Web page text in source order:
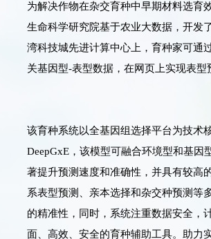
为解决作物在杂交育种中早期材料选育
生命科学研究院基于农业大数据，开发
湾科技城先进计算中心上，育种家可通
关基因型-表型数据，在网页上实现表型
该育种系统以全基因组选择平台为技术
DeepGxE，该模型可融合环境型和基因
著提升预测速度和准确性，并具有较高
系表型预测、亲本选择和杂交种预测等
的精准性，同时，系统注重数据安全，
面、高效、安全的育种辅助工具。助力